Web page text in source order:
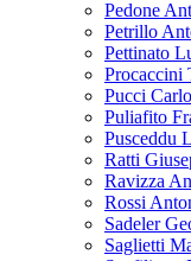
Pedone
Petrillo
Pettinato
Procaccini
Pucci Carlo
Puliafito
Pusceddu
Ratti
Ravizza
Rossi
Sadeler
Saglietti